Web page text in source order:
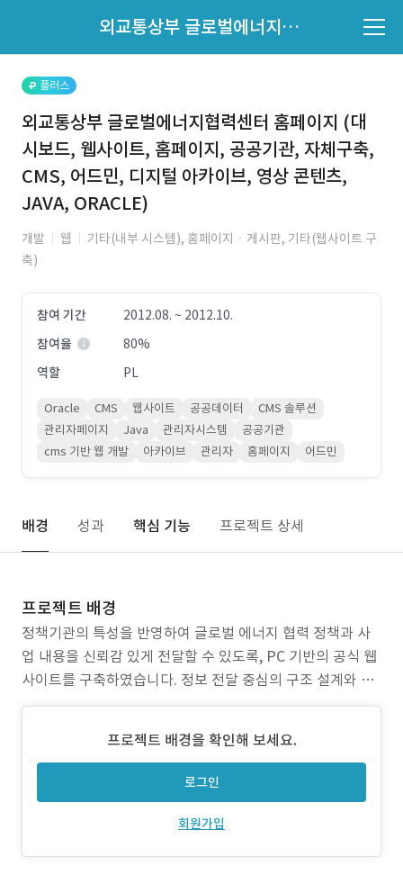
외교통상부 글로벌에너지협력센터 홈페이지 (대시보드, 웹사이트, 홈페이지, 공공기관, 자체구축, CMS, 어드민, 디지털 아카이브, 영상 콘텐츠, JAVA, ORACLE)
지원자 목록 바로가기
플러스
외교통상부 글로벌에너지협력센터 홈페이지 (대
시보드, 웹사이트, 홈페이지, 공공기관, 자체구축,
CMS, 어드민, 디지털 아카이브, 영상 콘텐츠,
JAVA, ORACLE)
개발 웹
기타(내부 시스템), 홈페이지ㆍ게시판, 기타(웹사이트 구
축)
참여 기간
2012.08. ~ 2012.10.
참여율
80%
역할
PL
Oracle CMS 웹사이트 공공데이터
CMS 솔루션
관리자페이지
Java 관리자시스템
공공기관
cms 기반 웹 개발
아카이브 관리자 홈페이지 어드민
배경 성과 핵심 기능 프로젝트 상세
프로젝트 배경
정책기관의 특성을 반영하여 글로벌 에너지 협력 정책과 사
업 내용을 신뢰감 있게 전달할 수 있도록, PC 기반의 공식 웹
사이트를 구축하였습니다. 정보 전달 중심의 구조 설계와 관
리자 기능 개선을 통해 다양한 이해관계자에게 체계적이고
산하기관으로서 요구되는 보안, 접근성, 공공 웹사이트 가이
드라인을 충실히 반영하였으며, 에너지 정책, 국제협력사업,
프로젝트 배경을 확인해 보세요.
로그인
회원가입